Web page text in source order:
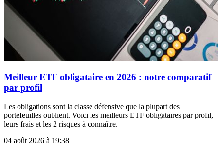
Meilleur ETF obligataire en 2026 : notre comparatif
par profil
Les obligations sont la classe défensive que la plupart des
portefeuilles oublient. Voici les meilleurs ETF obligataires par profil,
leurs frais et les 2 risques à connaître.
04 août 2026 à 19:38